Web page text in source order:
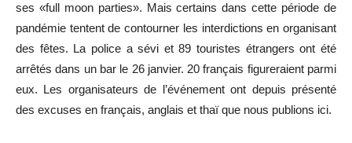
ses «full moon parties». Mais certains dans cette période de
pandémie tentent de contourner les interdictions en organisant
des fêtes. La police a sévi et 89 touristes étrangers ont été
arrêtés dans un bar le 26 janvier. 20 français figureraient parmi
eux. Les organisateurs de l’événement ont depuis présenté
des excuses en français, anglais et thaï que nous publions ici.